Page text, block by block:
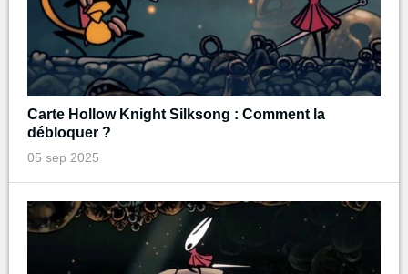
Carte Hollow Knight Silksong : Comment la
débloquer ?
05 sep 2025